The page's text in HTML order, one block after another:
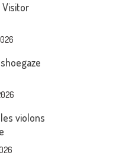
Visitor
violons